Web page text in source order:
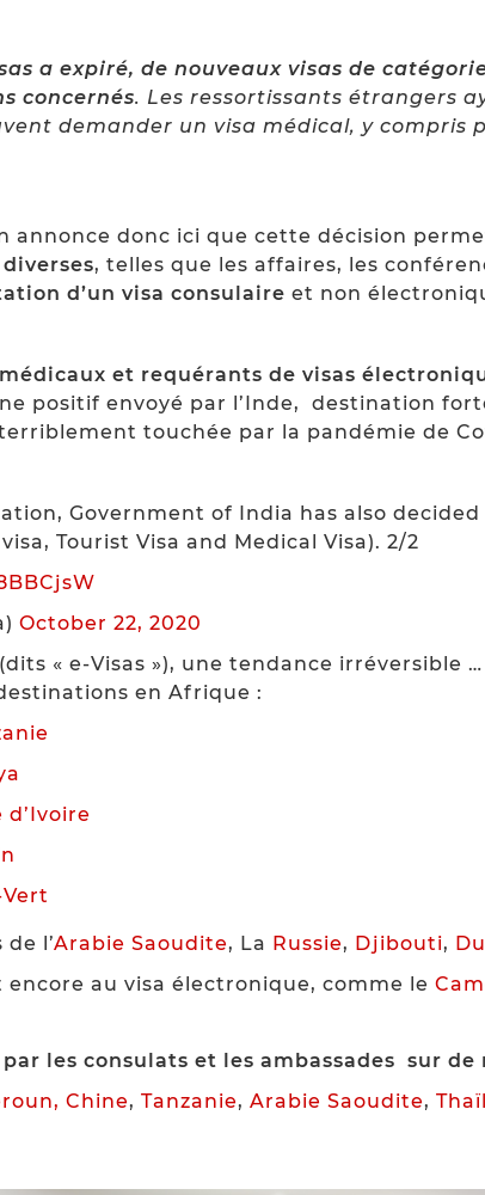
a expiré, de nouveaux visas de
concernés. Les ressortissants étrangers
demander un visa médical, y compris
annonce donc ici que cette décision
, telles que les affaires, les
d’un visa consulaire et non
et requérants de visas
positif envoyé par l’Inde, destination
touchée par la pandémie de
Government of India has also
Tourist Visa and Medical Visa). 2/2
October 22, 2020
« e-Visas »), une tendance irréversible …
en Afrique :
d’Ivoire
l’Arabie Saoudite, La Russie, Djibouti,
au visa électronique, comme le
les consulats et les ambassades sur
Chine, Tanzanie, Arabie Saoudite,